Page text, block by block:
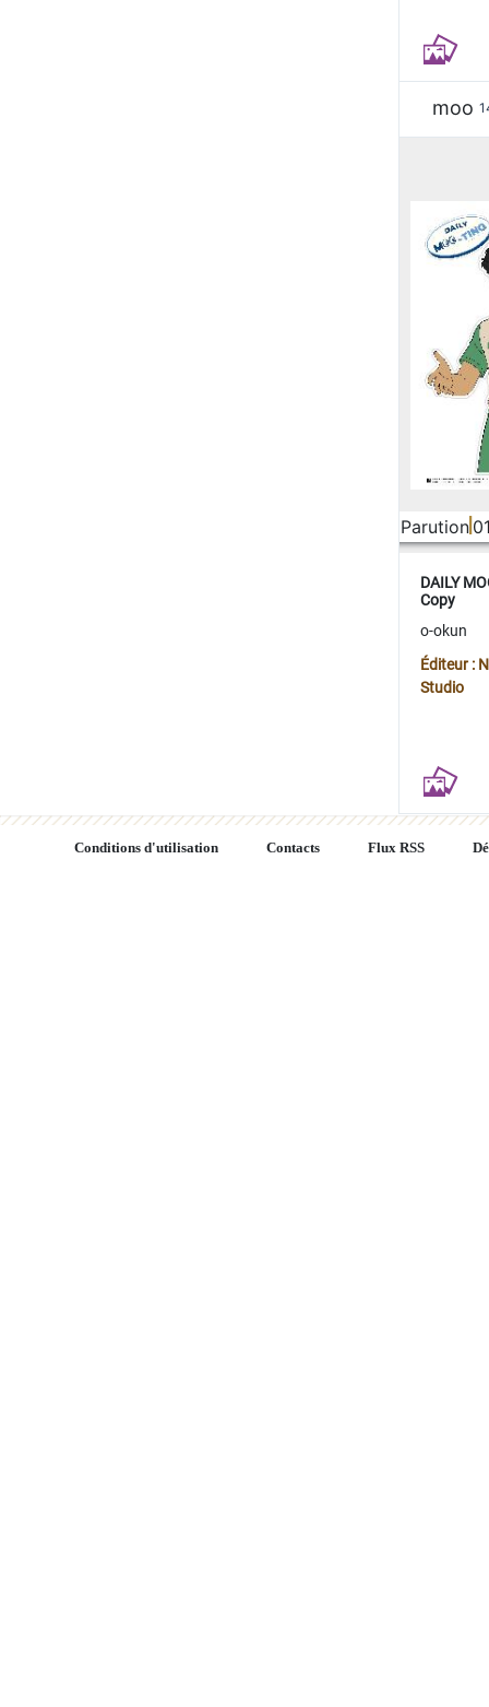
moo
Parution
DAILY
Copy
o-okun
Éditeur :
Studio
Conditions d'utilisation Contacts Flux RSS